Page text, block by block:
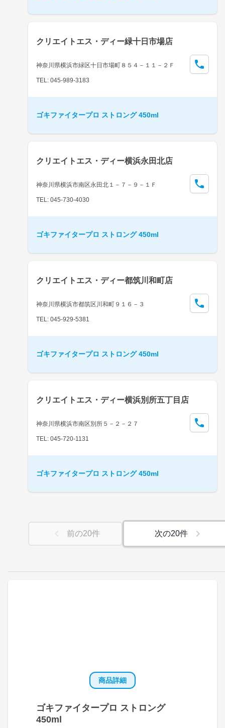
商品詳細
ゴキファイタープロ ストロング
450ml
クリエイトエス・ディー緑十日市場店
神奈川県横浜市緑区十日市場町８５４－１１－２Ｆ
TEL: 045-989-3183
ゴキファイタープロ ストロング 450ml
クリエイトエス・ディー横浜永田北店
神奈川県横浜市南区永田北１－７－９－１Ｆ
TEL: 045-730-4030
ゴキファイタープロ ストロング 450ml
クリエイトエス・ディー都筑川和町店
神奈川県横浜市都筑区川和町９１６－３
TEL: 045-929-5381
ゴキファイタープロ ストロング 450ml
クリエイトエス・ディー横浜別所五丁目店
神奈川県横浜市南区別所５－２－２７
TEL: 045-720-1131
ゴキファイタープロ ストロング 450ml
前の20件 次の20件